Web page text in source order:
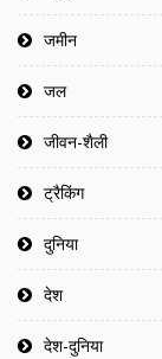
जमीन
जल
जीवन-शैली
ट्रैकिंग
दुनिया
देश
देश-दुनिया